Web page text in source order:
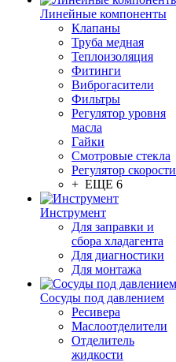
Линейные компоненты
Клапаны
Труба медная
Теплоизоляция
Фитинги
Виброгасители
Фильтры
Регулятор уровня
масла
Гайки
Смотровые стекла
Регулятор скорости
+ ЕЩЕ 6
Инструмент
Для заправки и
сбора хладагента
Для диагностики
Для монтажа
Сосуды под давлением
Ресивера
Маслоотделители
Отделитель
жидкости